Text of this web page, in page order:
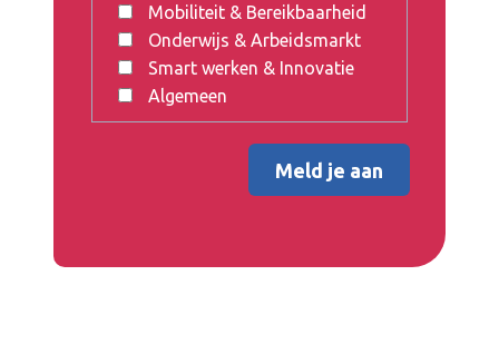
Mobiliteit & Bereikbaarheid
Onderwijs & Arbeidsmarkt
Smart werken & Innovatie
Algemeen